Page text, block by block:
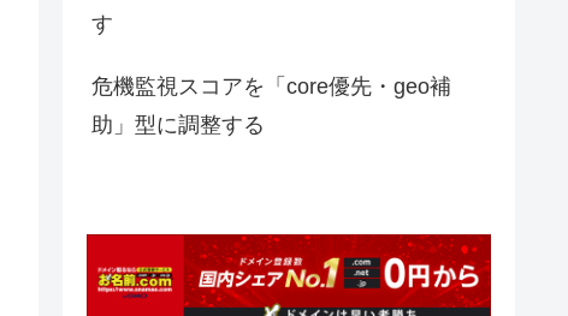
す
危機監視スコアを「core優先・geo補
助」型に調整する